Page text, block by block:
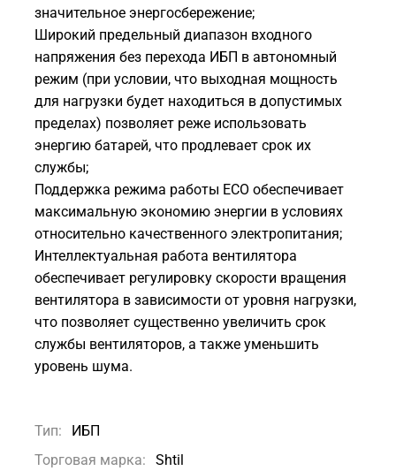
значительное энергосбережение;
Широкий предельный диапазон входного
напряжения без перехода ИБП в автономный
режим (при условии, что выходная мощность
для нагрузки будет находиться в допустимых
пределах) позволяет реже использовать
энергию батарей, что продлевает срок их
службы;
Поддержка режима работы ECO обеспечивает
максимальную экономию энергии в условиях
относительно качественного электропитания;
Интеллектуальная работа вентилятора
обеспечивает регулировку скорости вращения
вентилятора в зависимости от уровня нагрузки,
что позволяет существенно увеличить срок
службы вентиляторов, а также уменьшить
уровень шума.
Тип:
ИБП
Торговая марка:
Shtil